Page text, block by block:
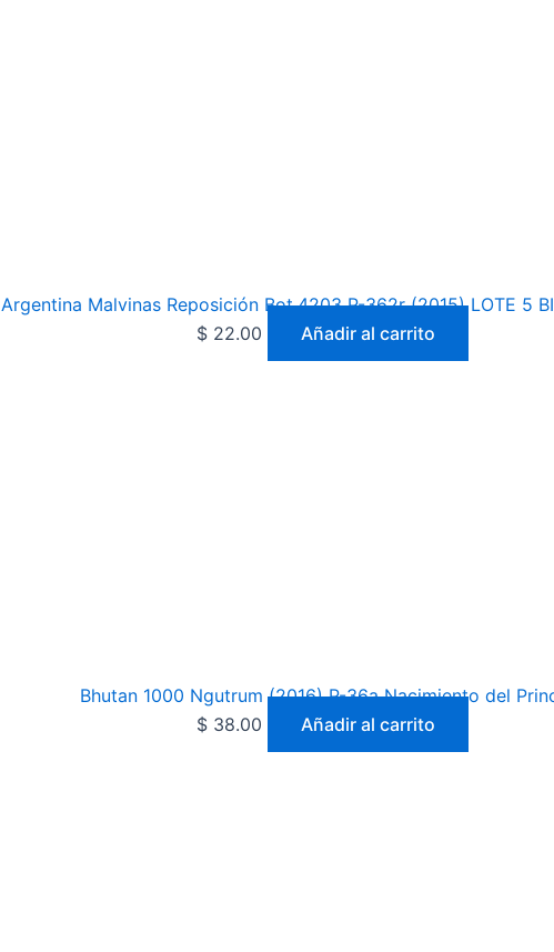
Argentina Malvinas Reposición Bot.4203 P-362r (2015) LOTE 5
$22.00 Añadir al carrito
Bhutan 1000 Ngutrum (2016) P-36a Nacimiento del
$38.00 Añadir al carrito